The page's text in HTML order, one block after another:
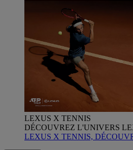
LEXUS X TENNIS
DÉCOUVREZ L'UNIVERS
LEXUS X TENNIS,